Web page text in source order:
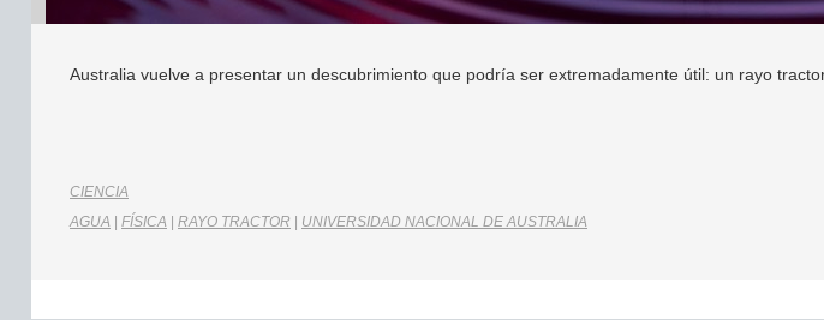
Australia vuelve a presentar un descubrimiento que podría ser extremadamente útil: un rayo
CIENCIA
AGUA
FÍSICA RAYO TRACTOR UNIVERSIDAD NACIONAL DE AUSTRALIA